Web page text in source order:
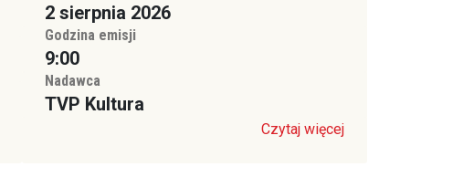
2 sierpnia 2026
Godzina emisji
9:00
Nadawca
TVP Kultura
Czytaj więcej